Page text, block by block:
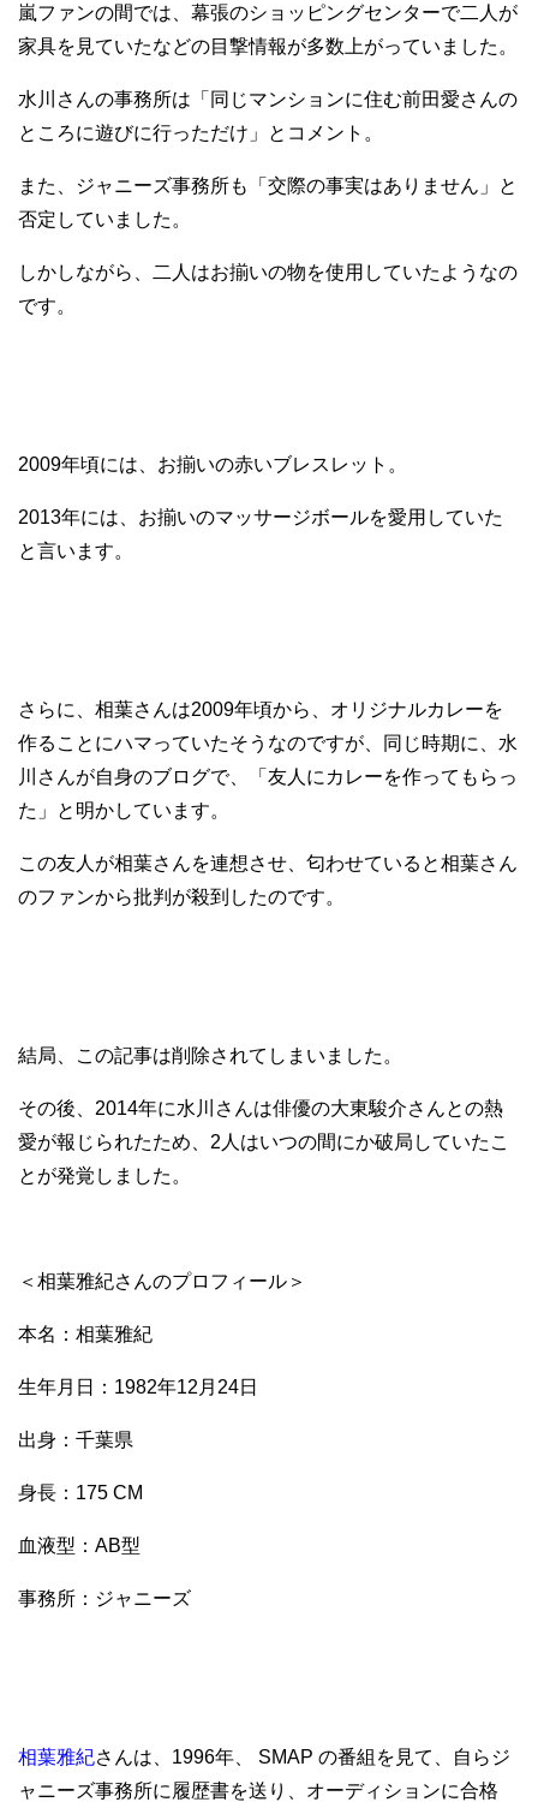
嵐ファンの間では、幕張のショッピングセンターで二人が
家具を見ていたなどの目撃情報が多数上がっていました。
水川さんの事務所は「同じマンションに住む前田愛さんの
ところに遊びに行っただけ」とコメント。
また、ジャニーズ事務所も「交際の事実はありません」と
否定していました。
しかしながら、二人はお揃いの物を使用していたようなの
です。
2009年頃には、お揃いの赤いブレスレット。
2013年には、お揃いのマッサージボールを愛用していた
と言います。
さらに、相葉さんは2009年頃から、オリジナルカレーを
作ることにハマっていたそうなのですが、同じ時期に、水
川さんが自身のブログで、「友人にカレーを作ってもらっ
た」と明かしています。
この友人が相葉さんを連想させ、匂わせていると相葉さん
のファンから批判が殺到したのです。
結局、この記事は削除されてしまいました。
その後、2014年に水川さんは俳優の大東駿介さんとの熱
愛が報じられたため、2人はいつの間にか破局していたこ
とが発覚しました。
＜相葉雅紀さんのプロフィール＞
本名：相葉雅紀
生年月日：1982年12月24日
出身：千葉県
身長：175 CM
血液型：AB型
事務所：ジャニーズ
相葉雅紀さんは、1996年、 SMAP の番組を見て、自らジ
ャニーズ事務所に履歴書を送り、オーディションに合格